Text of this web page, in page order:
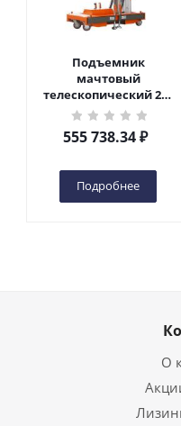
Подъемник
мачтовый
телескопический 200
кг 6 м TOR GTWY6-200S
DC 2-мачтовый
(автономный) (G) в
555 738.34₽
Подробнее
О